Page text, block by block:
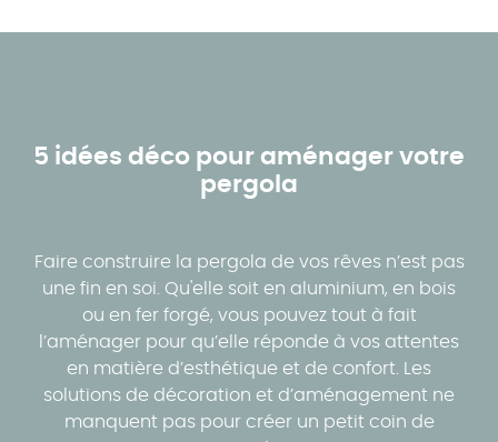
5 idées déco pour aménager votre
pergola
Faire construire la pergola de vos rêves n’est pas
une fin en soi. Qu'elle soit en aluminium, en bois
ou en fer forgé, vous pouvez tout à fait
l’aménager pour qu’elle réponde à vos attentes
en matière d’esthétique et de confort. Les
solutions de décoration et d’aménagement ne
manquent pas pour créer un petit coin de